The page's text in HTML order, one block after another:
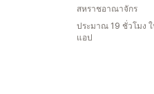
สหราชอาณาจักร
ประมาณ 19 ชั่วโมง
แอป